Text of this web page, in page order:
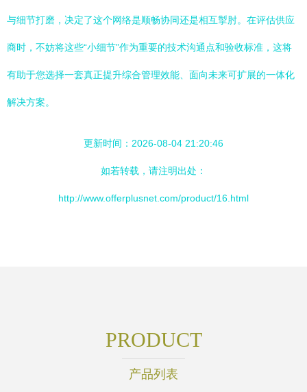
与细节打磨，决定了这个网络是顺畅协同还是相互掣肘。在评估供应
商时，不妨将这些“小细节”作为重要的技术沟通点和验收标准，这将
有助于您选择一套真正提升综合管理效能、面向未来可扩展的一体化
解决方案。
更新时间：2026-08-04 21:20:46
如若转载，请注明出处：
http://www.offerplusnet.com/product/16.html
PRODUCT
产品列表